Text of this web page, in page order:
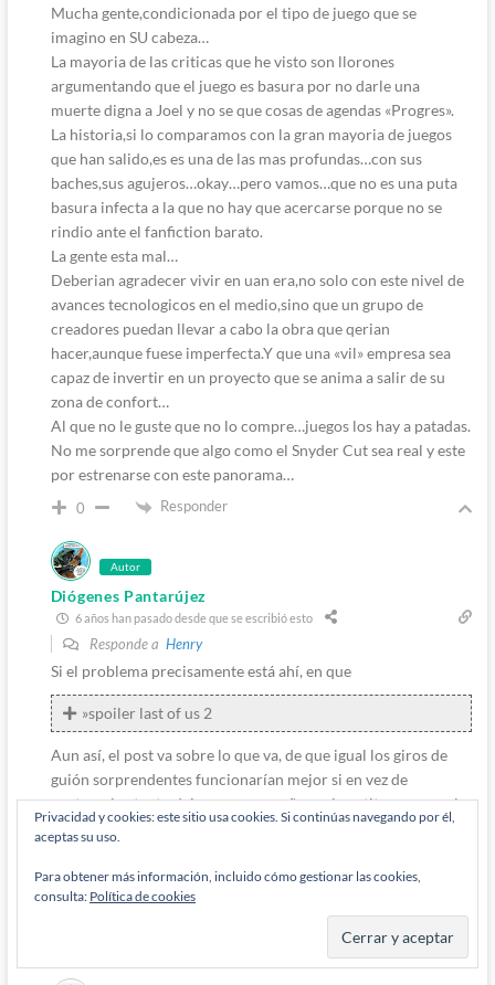
Mucha gente,condicionada por el tipo de juego que se
imagino en SU cabeza…
La mayoria de las criticas que he visto son llorones
argumentando que el juego es basura por no darle una
muerte digna a Joel y no se que cosas de agendas «Progres».
La historia,si lo comparamos con la gran mayoria de juegos
que han salido,es es una de las mas profundas…con sus
baches,sus agujeros…okay…pero vamos…que no es una puta
basura infecta a la que no hay que acercarse porque no se
rindio ante el fanfiction barato.
La gente esta mal…
Deberian agradecer vivir en uan era,no solo con este nivel de
avances tecnologicos en el medio,sino que un grupo de
creadores puedan llevar a cabo la obra que qerian
hacer,aunque fuese imperfecta.Y que una «vil» empresa sea
capaz de invertir en un proyecto que se anima a salir de su
zona de confort…
Al que no le guste que no lo compre…juegos los hay a patadas.
No me sorprende que algo como el Snyder Cut sea real y este
por estrenarse con este panorama…
0 Responder
Autor
Diógenes Pantarújez
6 años han pasado desde que se escribió esto
Responde a Henry
Si el problema precisamente está ahí, en que
»spoiler last of us 2
Aun así, el post va sobre lo que va, de que igual los giros de
guión sorprendentes funcionarían mejor si en vez de
protegerlos tanto dejaran que enseñaran la patita, porque al
final si tu vas a ver una película y no es lo que querías ni te
Cabreado, que no con justificación a comportarte como un
Privacidad y cookies: este sitio usa cookies. Si continúas navegando por él,
aceptas su uso.
Para obtener más información, incluido cómo gestionar las cookies,
consulta: Política de cookies